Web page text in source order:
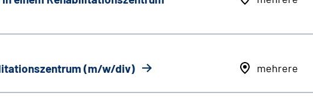
(m/w/div) mehrere